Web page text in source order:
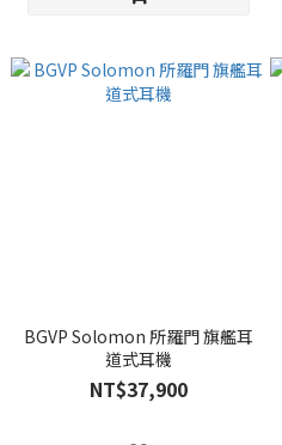
BGVP Solomon 所羅門 旗艦耳
道式耳機
NT$37,900